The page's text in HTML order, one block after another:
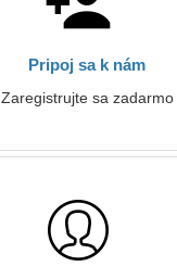
Pripoj sa k nám
Zaregistrujte sa zadarmo